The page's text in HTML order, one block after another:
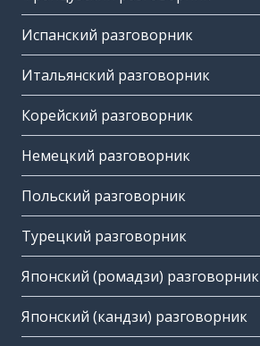
Испанский разговорник
Итальянский разговорник
Корейский разговорник
Немецкий разговорник
Польский разговорник
Турецкий разговорник
Японский (ромадзи) разговорник
Японский (кандзи) разговорник